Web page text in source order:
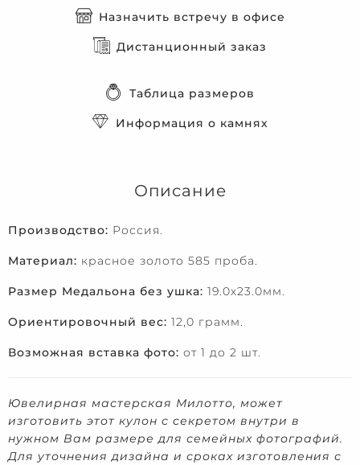
Назначить встречу в офисе
Дистанционный заказ
Таблица размеров
Информация о камнях
Описание
Производство: Россия.
Материал: красное золото 585 проба.
Размер Медальона без ушка: 19.0х23.0мм.
Ориентировочный вес: 12,0 грамм.
Возможная вставка фото: от 1 до 2 шт.
Ювелирная мастерская Милотто, может
изготовить этот кулон с секретом внутри в
нужном Вам размере для семейных фотографий.
Для уточнения дизайна и сроках изготовления с